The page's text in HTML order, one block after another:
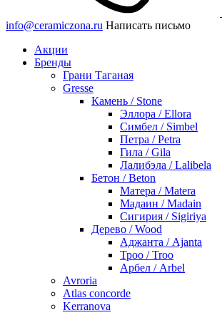
info@ceramiczona.ru Написать письмо
Акции
Бренды
Грани Таганая
Gresse
Камень / Stone
Эллора / Ellora
Симбел / Simbel
Петра / Petra
Гила / Gila
Лалибэла / Lalibela
Бетон / Beton
Матера / Matera
Мадаин / Madain
Сигирия / Sigiriya
Дерево / Wood
Аджанта / Ajanta
Троо / Troo
Арбел / Arbel
Avroria
Atlas concorde
Kerranova